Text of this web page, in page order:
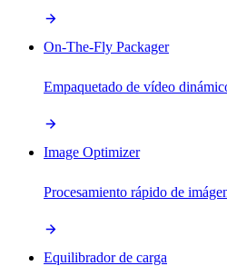
On-The-Fly Packager
Empaquetado de vídeo
Image Optimizer
Procesamiento rápido de
Equilibrador de carga